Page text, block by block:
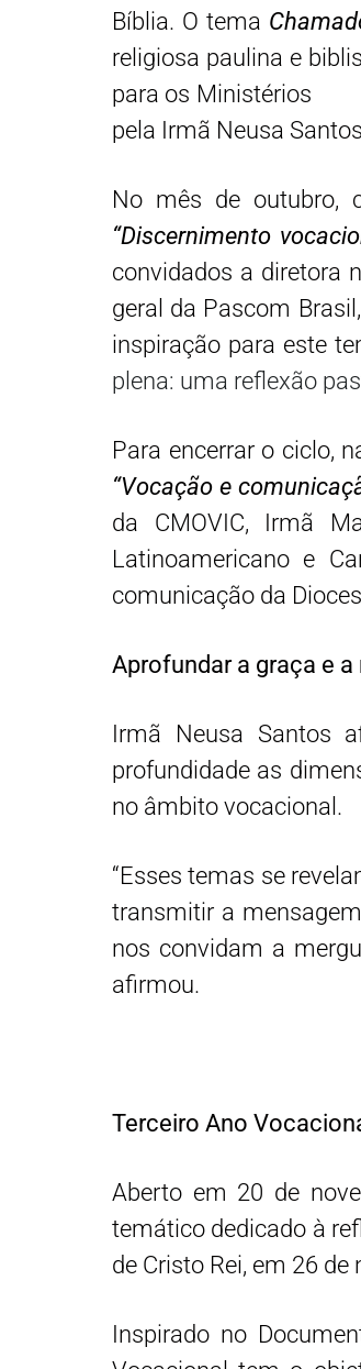
Bíblia. O tema
religiosa paulina e
para os Ministérios
pela Irmã Neusa
No mês de outubro,
“Discernimento
convidados a diretora
geral da Pascom
inspiração para este
plena: uma reflexão
Para encerrar o ciclo,
“Vocação e
da CMOVIC, Irmã
Latinoamericano e
comunicação da
Aprofundar a graça e a
Irmã Neusa Santos
profundidade as
no âmbito vocacional.
“Esses temas se
transmitir a
nos convidam a
afirmou.
Terceiro Ano
Aberto em 20 de
temático dedicado à
de Cristo Rei, em 26
Inspirado no